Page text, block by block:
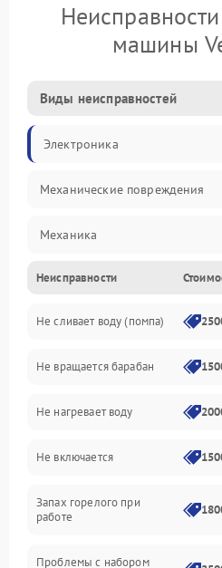
машины
Виды неисправностей
Электроника
Механические повреждения
Механика
Электропитание
Водоснабжение
Слив
Программное обеспечение
Неисправности
Не сливает воду (помпа)
Не вращается барабан
Не нагревает воду
Не включается
Запах горелого при
работе
Проблемы с набором